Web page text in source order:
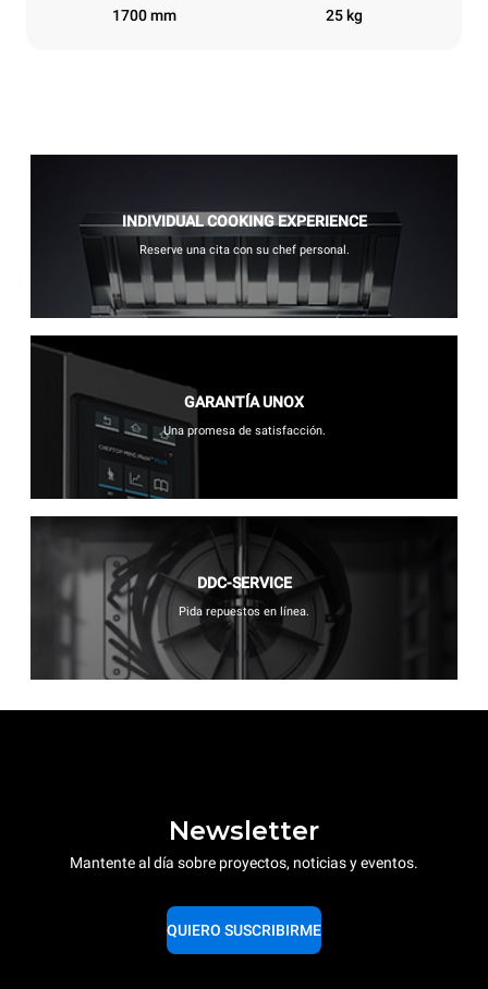
1700 mm 25 kg
INDIVIDUAL COOKING EXPERIENCE
Reserve una cita con su chef personal.
GARANTÍA UNOX
Una promesa de satisfacción.
DDC-SERVICE
Pida repuestos en línea.
Newsletter
Mantente al día sobre proyectos, noticias y eventos.
QUIERO SUSCRIBIRME